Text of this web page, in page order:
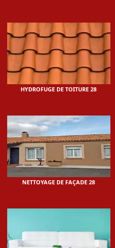
HYDROFUGE DE TOITURE 28
NETTOYAGE DE FAÇADE 28